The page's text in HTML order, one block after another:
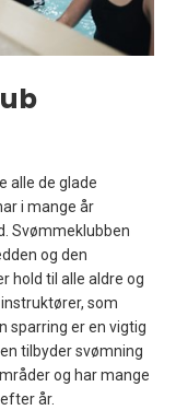
alle de glade
i mange år
Svømmeklubben
og den
hold til alle aldre og
som
sparring er en vigtig
tilbyder svømning
og har mange
år.